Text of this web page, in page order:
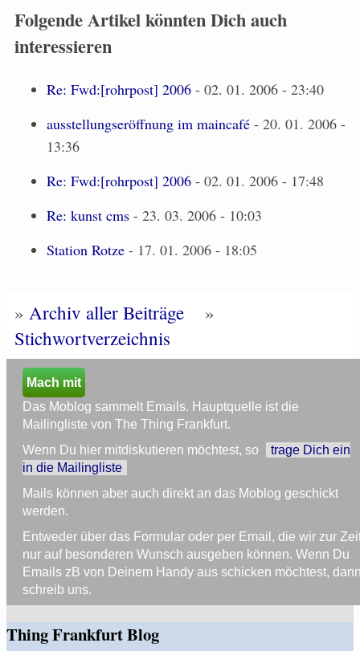
Folgende Artikel könnten Dich auch
interessieren
Re: Fwd:[rohrpost] 2006 - 02. 01. 2006 - 23:40
ausstellungseröffnung im maincafé - 20. 01. 2006 -
13:36
Re: Fwd:[rohrpost] 2006 - 02. 01. 2006 - 17:48
Re: kunst cms - 23. 03. 2006 - 10:03
Station Rotze - 17. 01. 2006 - 18:05
» Archiv aller Beiträge
»
Stichwortverzeichnis
Mach mit
Das Moblog sammelt Emails. Hauptquelle ist die
Mailingliste von The Thing Frankfurt.
Wenn Du hier mitdiskutieren möchtest, so
trage Dich ein
in die Mailingliste
Mails können aber auch direkt an das Moblog geschickt
werden.
Entweder über das Formular oder per Email, die wir zur
nur auf besonderen Wunsch ausgeben können. Wenn Du
Emails zB von Deinem Handy aus schicken möchtest,
schreib uns.
Thing Frankfurt Blog